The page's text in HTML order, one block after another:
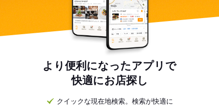
より便利になったアプリで
快適にお店探し
クイックな現在地検索。検索が快適に